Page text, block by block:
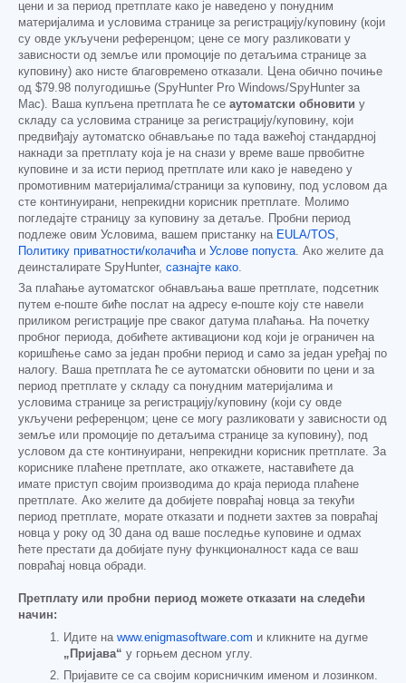
цени и за период претплате како је наведено у понудним
материјалима и условима странице за регистрацију/куповину (који
су овде укључени референцом; цене се могу разликовати у
зависности од земље или промоције по детаљима странице за
куповину) ако нисте благовремено отказали. Цена обично почиње
од $79.98 полугодишње (SpyHunter Pro Windows/SpyHunter за
Mac). Ваша купљена претплата ће се аутоматски обновити у
складу са условима странице за регистрацију/куповину, који
предвиђају аутоматско обнављање по тада важећој стандардној
накнади за претплату која је на снази у време ваше првобитне
куповине и за исти период претплате или како је наведено у
промотивним материјалима/страници за куповину, под условом да
сте континуирани, непрекидни корисник претплате. Молимо
погледајте страницу за куповину за детаље. Пробни период
подлеже овим Условима, вашем пристанку на EULA/TOS,
Политику приватности/колачићаи Услове попуста. Ако желите да
деинсталирате SpyHunter, сазнајте како.
За плаћање аутоматског обнављања ваше претплате, подсетник
путем е-поште биће послат на адресу е-поште коју сте навели
приликом регистрације пре сваког датума плаћања. На почетку
пробног периода, добићете активациони код који је ограничен на
коришћење само за један пробни период и само за један уређај по
налогу. Ваша претплата ће се аутоматски обновити по цени и за
период претплате у складу са понудним материјалима и
условима странице за регистрацију/куповину (који су овде
укључени референцом; цене се могу разликовати у зависности од
земље или промоције по детаљима странице за куповину), под
условом да сте континуирани, непрекидни корисник претплате. За
кориснике плаћене претплате, ако откажете, наставићете да
имате приступ својим производима до краја периода плаћене
претплате. Ако желите да добијете повраћај новца за текући
период претплате, морате отказати и поднети захтев за повраћај
новца у року од 30 дана од ваше последње куповине и одмах
ћете престати да добијате пуну функционалност када се ваш
повраћај новца обради.
Претплату или пробни период можете отказати на следећи
начин:
Идите на www.enigmasoftware.com и кликните на дугме
„Пријава“ у горњем десном углу.
Пријавите се са својим корисничким именом и лозинком.